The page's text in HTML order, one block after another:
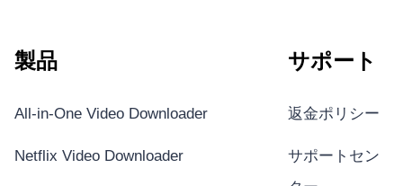
製品
All-in-One Video Downloader
Netflix Video Downloader
サポート
返金ポリシー
サポートセン